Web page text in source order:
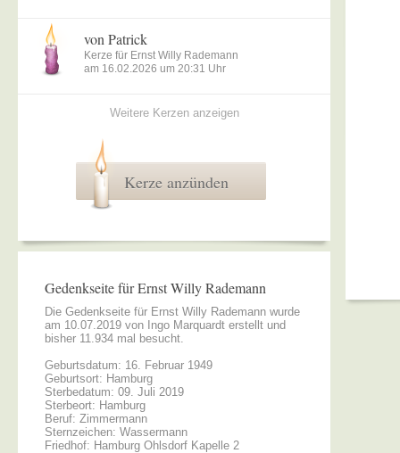
von Patrick
Kerze für Ernst Willy Rademann
am 16.02.2026 um 20:31 Uhr
Weitere Kerzen anzeigen
Kerze anzünden
Gedenkseite für Ernst Willy Rademann
Die Gedenkseite für Ernst Willy Rademann wurde
am 10.07.2019 von Ingo Marquardt erstellt und
bisher 11.934 mal besucht.
Geburtsdatum: 16. Februar 1949
Geburtsort: Hamburg
Sterbedatum: 09. Juli 2019
Sterbeort: Hamburg
Beruf: Zimmermann
Sternzeichen: Wassermann
Friedhof: Hamburg Ohlsdorf Kapelle 2